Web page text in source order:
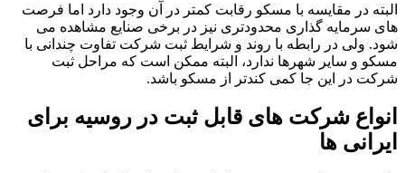
البته در مقایسه با مسکو رقابت کمتر در آن وجود دارد اما فرصت
‌های سرمایه‌ گذاری محدودتری نیز در برخی صنایع مشاهده می
شود. ولی در رابطه با روند و شرایط ثبت شرکت تفاوت چندانی با
مسکو و سایر شهرها ندارد، البته ممکن است که مراحل ثبت
شرکت در این جا کمی کندتر از مسکو باشد.
انواع شرکت های قابل ثبت در روسیه برای
ایرانی ها